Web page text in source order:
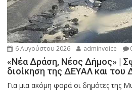
6 Αυγούστου 2026 adminvoice
«Νέα Δράση, Νέος Δήμος» |
διοίκηση της ΔΕΥΑΛ και του
Για μια ακόμη φορά οι δημότες της